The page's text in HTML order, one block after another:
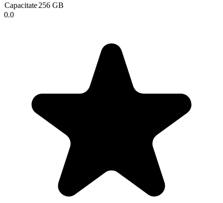
Capacitate256 GB
0.0